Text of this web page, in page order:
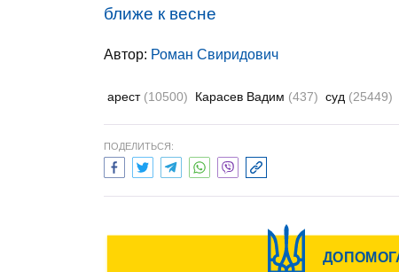
ближе к весне
Автор: Роман Свиридович
арест (10500) Карасев Вадим (437) суд (25449)
ПОДЕЛИТЬСЯ: